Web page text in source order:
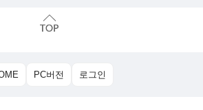
PC버전 로그인